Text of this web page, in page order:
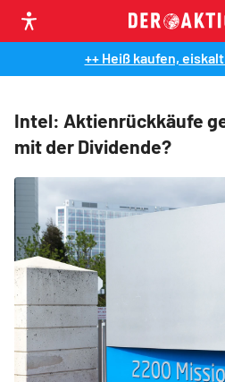
++ Heiß kaufen,
Intel: Aktienrückkäufe
mit der Dividende?